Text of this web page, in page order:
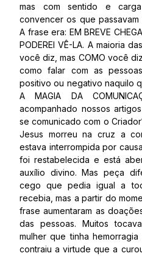
mas com sentido e
convencer os que
A frase era: EM BREVE
PODEREI VÊ-LA. A maioria
você diz, mas COMO você
como falar com as
positivo ou negativo naquilo
A MAGIA DA
acompanhado nossos
se comunicado com o
Jesus morreu na cruz a
estava interrompida por
foi restabelecida e está
auxílio divino. Mas peça
cego que pedia igual a
recebia, mas a partir do
frase aumentaram as
das pessoas. Muitos
mulher que tinha
contraiu a virtude que a